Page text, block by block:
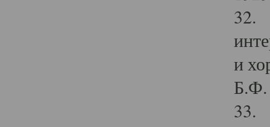
32.
и
Б.Ф.
33.